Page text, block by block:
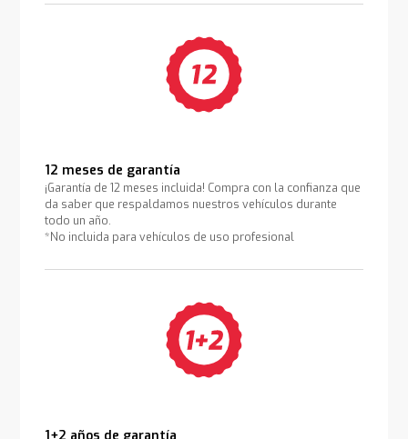
12 meses de garantía
¡Garantía de 12 meses incluida! Compra con la confianza que
da saber que respaldamos nuestros vehículos durante
todo un año.
*No incluida para vehículos de uso profesional
1+2 años de garantía